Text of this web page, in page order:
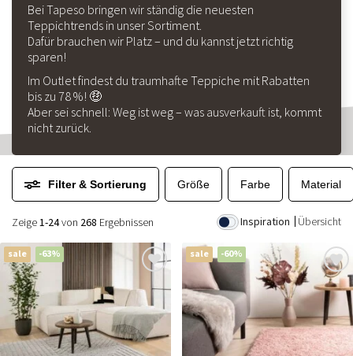
Bei Tapeso bringen wir ständig die neuesten
Teppichtrends in unser Sortiment.
Dafür brauchen wir Platz – und du kannst jetzt richtig
sparen!
Im Outlet findest du traumhafte Teppiche mit Rabatten
bis zu 78 %! 🤑
Aber sei schnell: Weg ist weg – was ausverkauft ist, kommt
nicht zurück.
Filter & Sortierung Größe Farbe Material
Inspiration Übersicht
Zeige1-24von 268 Ergebnissen
sale -63% sale -60%